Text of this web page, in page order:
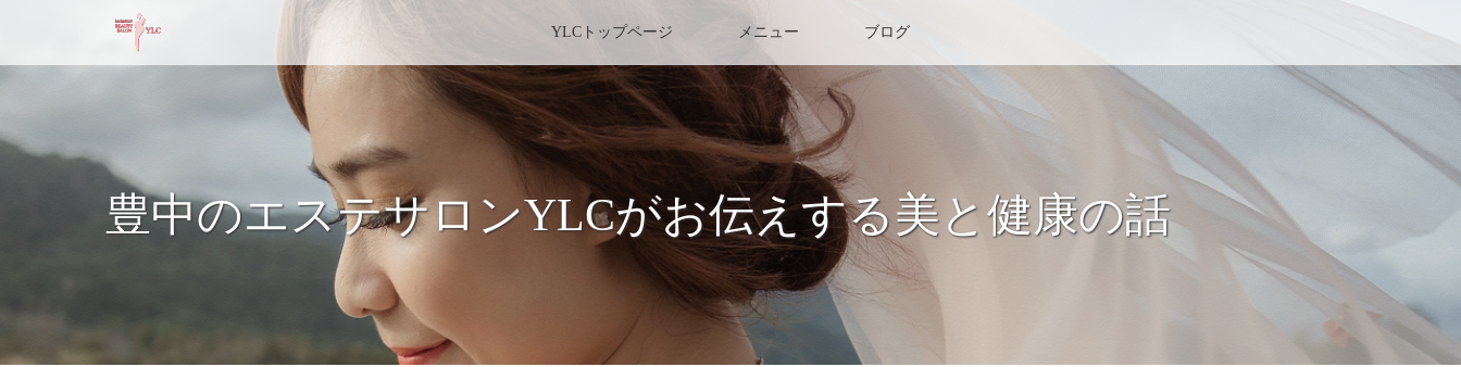
YLCトップページ メニュー ブログ
豊中のエステサロンYLCがお伝えする美と健康の話